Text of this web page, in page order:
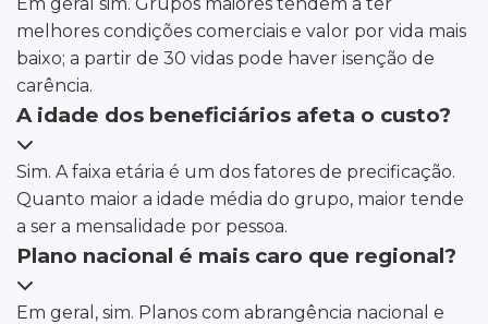
melhores condições comerciais e valor por vida mais
baixo; a partir de 30 vidas pode haver isenção de
carência.
A idade dos beneficiários afeta o custo?
Sim. A faixa etária é um dos fatores de precificação.
Quanto maior a idade média do grupo, maior tende
a ser a mensalidade por pessoa.
Plano nacional é mais caro que regional?
Em geral, sim. Planos com abrangência nacional e